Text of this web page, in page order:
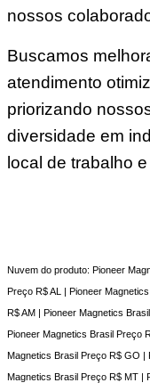
nossos
Buscamos
atendimento
priorizando
diversidade em
local de trabalho
Nuvem do produto: Pioneer
Preço R$ AL | Pioneer
R$ AM | Pioneer Magnetics
Pioneer Magnetics Brasil Preço
Magnetics Brasil Preço R$ GO |
Magnetics Brasil Preço R$ MT |